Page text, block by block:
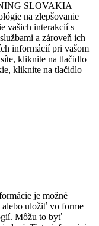
SLOVAKIA
na zlepšovanie
vašich interakcií s
a zároveň ich
informácií pri vašom
kliknite na tlačidlo
kliknite na tlačidlo
je možné
alebo uložiť vo forme
Môžu to byť